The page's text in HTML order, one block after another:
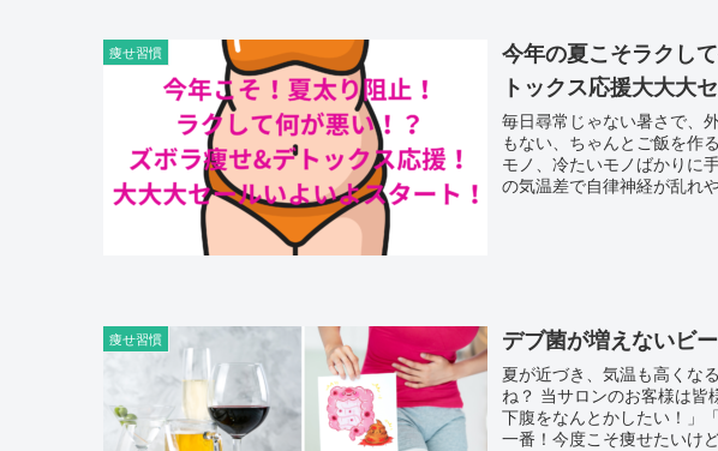
痩せ習慣
今年の夏こそラクし
トックス応援大大大
毎日尋常じゃない暑さで、
もない、ちゃんとご飯を作
モノ、冷たいモノばかりに手が伸びる… 食生活
の気温差で自律神経が乱れ
痩せ習慣 デブ菌が増えないビ
夏が近づき、気温も高くな
ね？ 当サロンのお客様は皆様、「腸活したい！」「ボーンと出たこの
下腹をなんとかしたい！」
一番！今度こそ痩せたいけ